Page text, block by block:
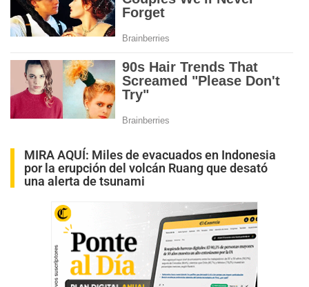
MIRA AQUÍ: Miles de evacuados en Indonesia
por la erupción del volcán Ruang que desató
una alerta de tsunami